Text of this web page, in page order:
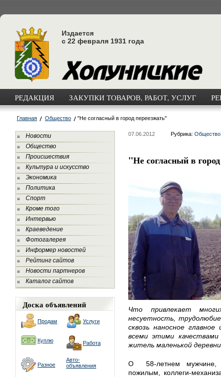
Издается
с 22 февраля 1931 года
РЕДАКЦИЯ ЗАКУПКИ ТОВАРОВ, РАБОТ, УСЛУГ
Главная Общество "Не согласный в город переезжать"
Новости
Общество
Происшествия
Культура и искусство
Экономика
Политика
Спорт
Кроме того
Интервью
Краеведение
Фотогалерея
Информер новостей
Рейтинг сайтов
Новости партнеров
Каталог сайтов
Доска объявлений
Продам Услуги
Куплю Работа
Разное
Авто-
объявления
07.06.2012 Рубрика: Общество
"Не согласный в
Что привлекает
несуетность,
сквозь наносное
всеми этими
житель маленькой
О 58-летнем мужчине,
пожилым, коллеги-